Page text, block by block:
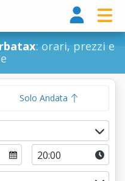
: orari, prezzi e
Solo Andata